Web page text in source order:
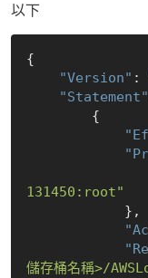
以下
{
"Version" :
"Statement"
131450:root"
儲存桶名稱>/